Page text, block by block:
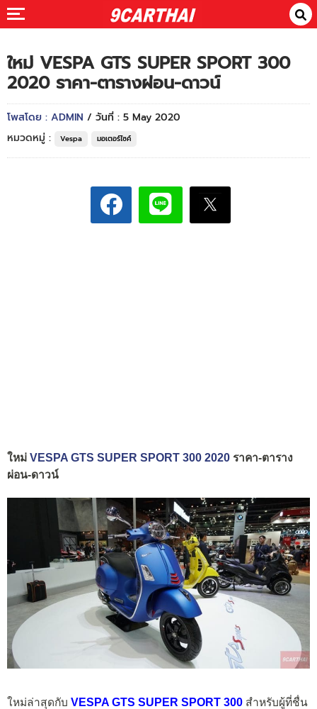
ใหม่ VESPA GTS SUPER SPORT 300
2020 ราคา-ตารางผ่อน-ดาวน์
โพสโดย : ADMIN / วันที่ : 5 May 2020
หมวดหมู่ :
Vespa มอเตอร์ไซค์
ใหม่ VESPA GTS SUPER SPORT 300 2020 ราคา-ตาราง
ผ่อน-ดาวน์
ใหม่ล่าสุดกับ VESPA GTS SUPER SPORT 300 สำหรับผู้ที่ชื่น